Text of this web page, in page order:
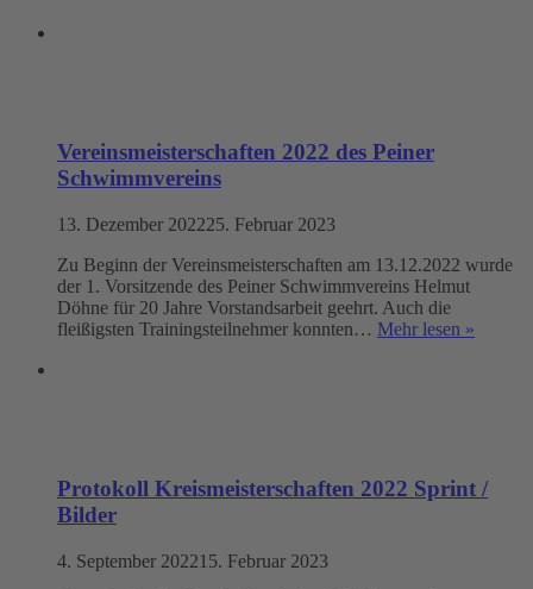
Vereinsmeisterschaften 2022 des Peiner
Schwimmvereins
13. Dezember 202225. Februar 2023
Zu Beginn der Vereinsmeisterschaften am 13.12.2022 wurde
der 1. Vorsitzende des Peiner Schwimmvereins Helmut
Döhne für 20 Jahre Vorstandsarbeit geehrt. Auch die
fleißigsten Trainingsteilnehmer konnten… Mehr lesen »
Protokoll Kreismeisterschaften 2022 Sprint /
Bilder
4. September 202215. Februar 2023